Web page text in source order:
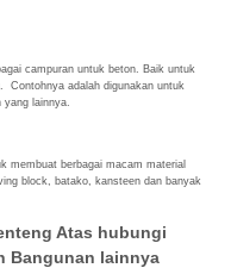
campuran untuk beton. Baik untuk
Contohnya adalah digunakan untuk
lainnya.
membuat berbagai macam material
block, batako, kansteen dan banyak
Atas hubungi
Bangunan lainnya